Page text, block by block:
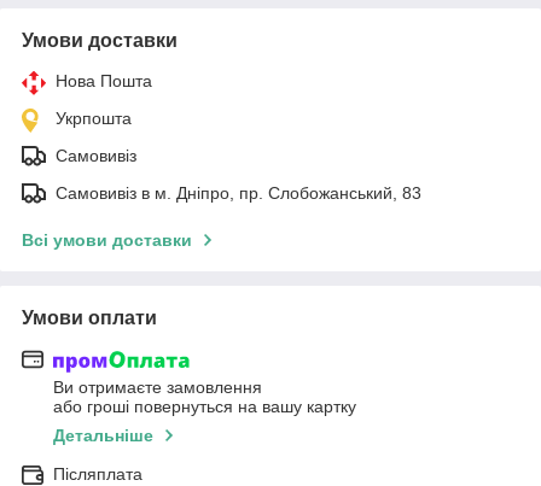
Умови доставки
Нова Пошта
Укрпошта
Самовивіз
Самовивіз в м. Дніпро, пр. Слобожанський, 83
Всі умови доставки
Умови оплати
Ви отримаєте замовлення
або гроші повернуться на вашу картку
Детальніше
Післяплата